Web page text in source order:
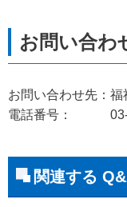
お問い合わせ先：
電話番号： 03-
関連する